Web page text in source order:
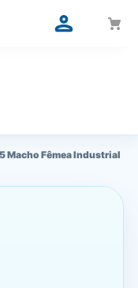
Macho Fêmea Industrial